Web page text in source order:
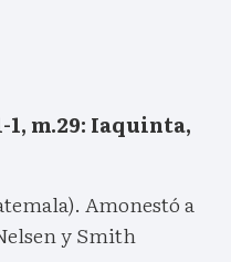
1, m.29: Iaquinta,
Amonestó a
y Smith